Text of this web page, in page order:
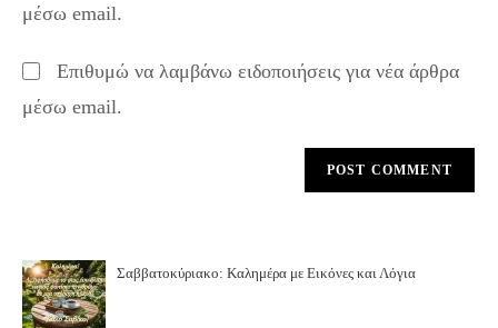
(optional)
μέσω email.
Επιθυμώ να λαμβάνω ειδοποιήσεις για νέα άρθρα
μέσω email.
Σαββατοκύριακο: Καλημέρα με Εικόνες και Λόγια